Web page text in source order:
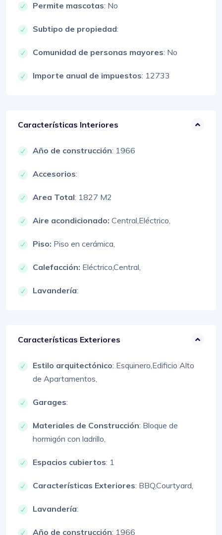
Permite mascotas: No
Subtipo de propiedad:
Comunidad de personas mayores: No
Importe anual de impuestos: 12733
Características Interiores
Año de construcción: 1966
Accesorios:
Area Total: 1827 M2
Aire acondicionado: Central,Eléctrico,
Piso: Piso en cerámica,
Calefacción: Eléctrico,Central,
Lavandería:
Características Exteriores
Estilo arquitectónico: Esquinero,Edificio Alto
de Apartamentos,
Garages:
Materiales de Construcción: Bloque de
hormigón con ladrillo,
Espacios cubiertos: 1
Características Exteriores: BBQ,Courtyard,
Lavandería:
Año de construcción: 1966